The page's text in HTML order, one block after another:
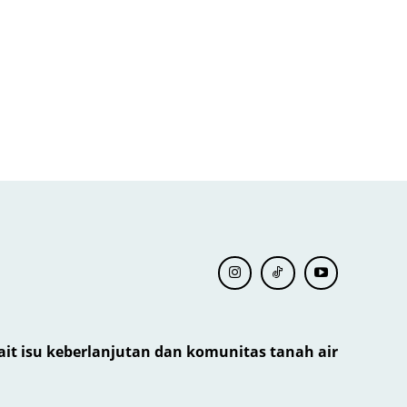
isu keberlanjutan dan komunitas tanah air